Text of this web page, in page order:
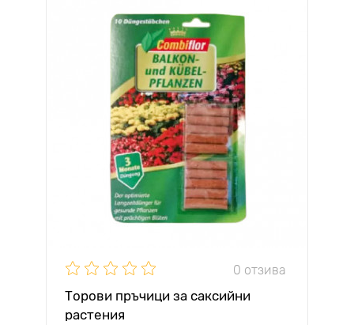
0 отзива
Торови пръчици за саксийни
растения